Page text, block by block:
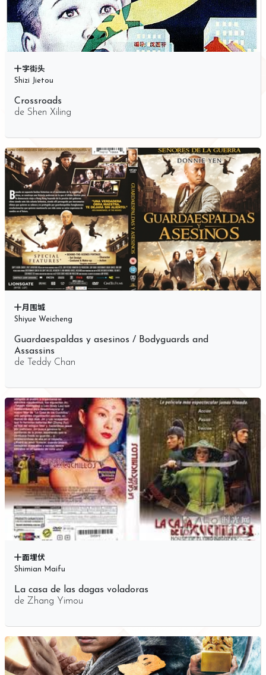
十字街头
Shizi Jietou
Crossroads
de Shen Xiling
十月围城
Shiyue Weicheng
Guardaespaldas y asesinos / Bodyguards and
Assassins
de
Teddy Chan
十面埋伏
Shimian Maifu
La casa de las dagas voladoras
de Zhang Yimou